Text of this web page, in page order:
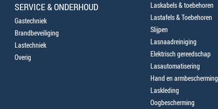
SERVICE & ONDERHOUD
Gastechniek
Brandbeveiliging
Lastechniek
Overig
Laskabels & toebehoren
Lastafels & Toebehoren
Slijpen
Lasnaadreiniging
Elektrisch gereedschap
Lasautomatisering
Hand en armbescherming
Laskleding
Oogbescherming